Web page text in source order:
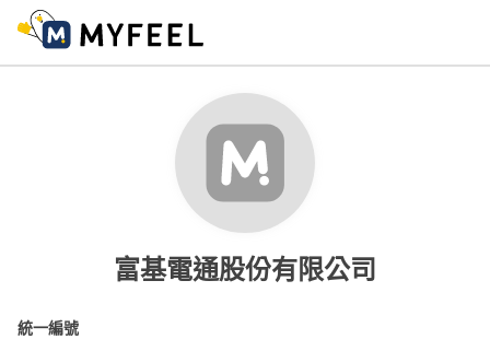
富基電通股份有限公司
統一編號